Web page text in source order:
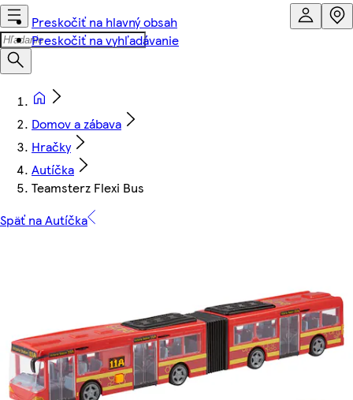
Preskočiť na hlavný obsah
Preskočiť na vyhľadávanie
Domov a zábava
Hračky
Autíčka
Teamsterz Flexi Bus
Späť na Autíčka